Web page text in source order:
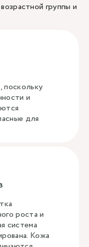
группы и
поскольку
и
для
роста и
система
Кожа